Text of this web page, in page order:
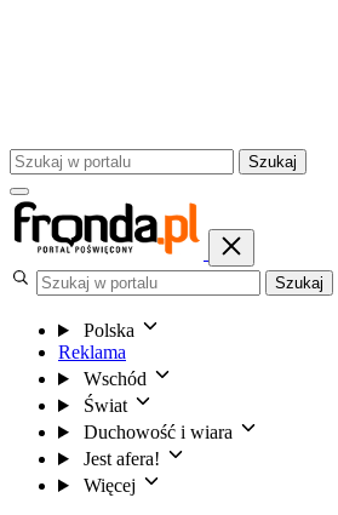
Szukaj
Szukaj
Polska
Reklama
Wschód
Świat
Duchowość i wiara
Jest afera!
Więcej